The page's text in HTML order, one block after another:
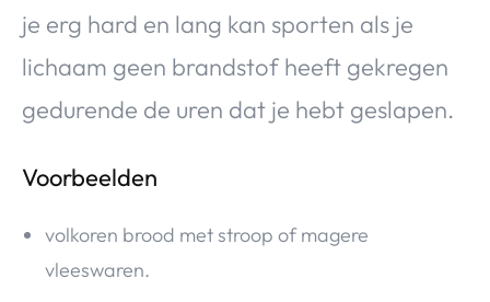
je erg hard en lang kan sporten als je
lichaam geen brandstof heeft gekregen
gedurende de uren dat je hebt geslapen.
Voorbeelden
volkoren brood met stroop of magere
vleeswaren.